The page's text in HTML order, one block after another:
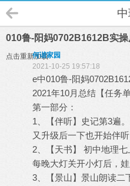
010鲁-阳妈0702B1612B实操
点击重新加载
何谐家园
2021-10-25 19:57:18
e中010鲁-阳妈
2021年10月总结【任务单
第一部分：
1、【伴听】史记第3遍
又升级后一下也开始伴听
2、【天书】 初中地理七
每晚大灯关开小灯后，
3、【景山】景山朗读二